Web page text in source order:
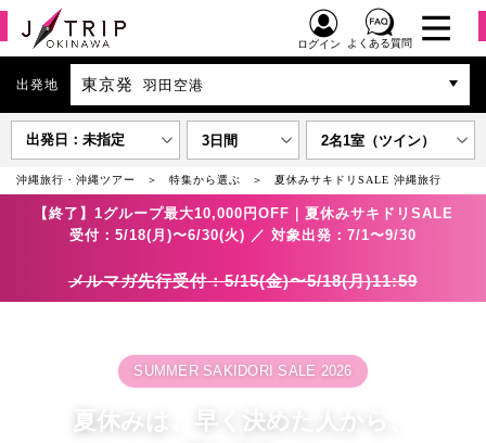
ログイン よくある質問
出発地 東京発 羽田空港
出発日：未指定 3日間 2名1室（ツイン）
沖縄旅行・沖縄ツアー 特集から選ぶ 夏休みサキドリSALE 沖縄旅行
【終了】1グループ最大10,000円OFF｜夏休みサキドリSALE
受付：5/18(月)〜6/30(火) ／ 対象出発：7/1〜9/30
メルマガ先行受付：5/15(金)〜5/18(月)11:59
SUMMER SAKIDORI SALE 2026
夏休みは、早く決めた人から、